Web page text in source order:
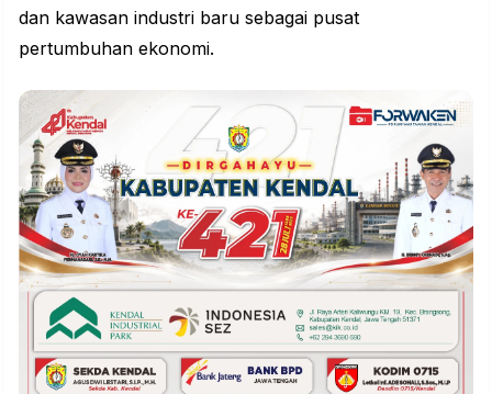
dan kawasan industri baru sebagai pusat
pertumbuhan ekonomi.